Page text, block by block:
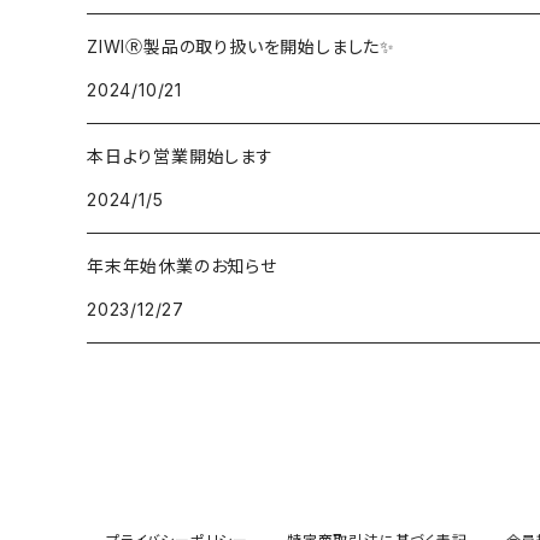
ZIWIⓇ製品の取り扱いを開始しました✨
2024/10/21
本日より営業開始します
2024/1/5
年末年始休業のお知らせ
2023/12/27